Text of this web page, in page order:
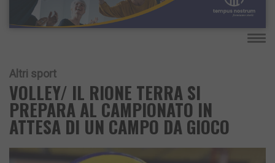
Altri sport
VOLLEY/ IL RIONE TERRA SI
PREPARA AL CAMPIONATO IN
ATTESA DI UN CAMPO DA GIOCO